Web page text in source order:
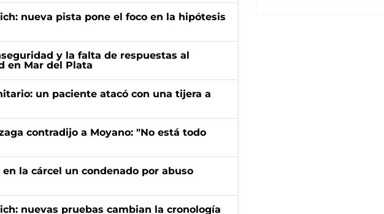
nueva pista pone el foco en la hipótesis
y la falta de respuestas al
en Mar del Plata
un paciente atacó con una tijera a
contradijo a Moyano: "No está todo
la cárcel un condenado por abuso
nuevas pruebas cambian la cronología